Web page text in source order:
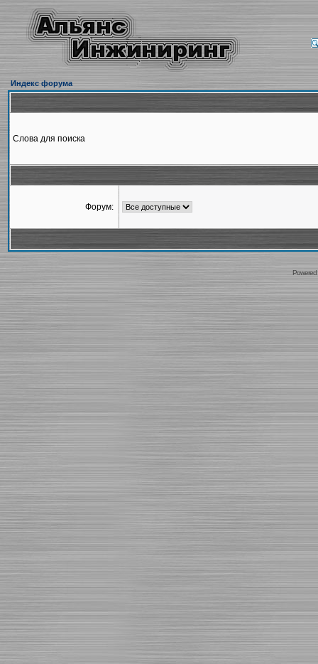
Индекс форума
Слова для поиска
Форум: